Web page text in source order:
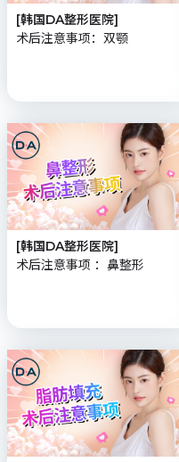
[韩国DA整形医院]
术后注意事项：双颚
[韩国DA整形医院]
术后注意事项 ：鼻整形